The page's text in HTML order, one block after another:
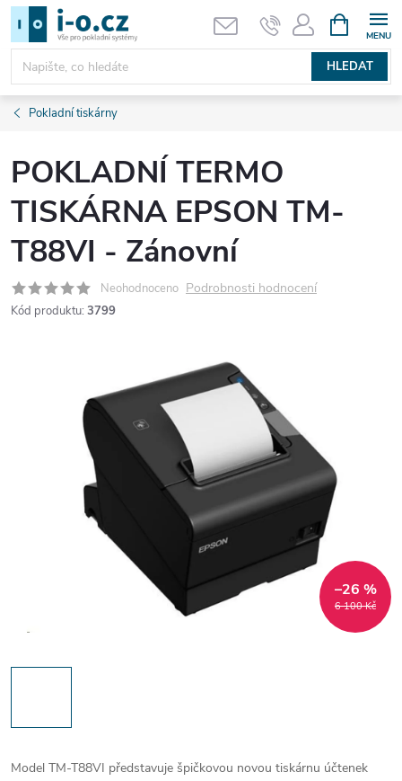
Přejít
obsah
HLEDAT
NÁKUPNÍ
KOŠÍK
Pokladní tiskárny
POKLADNÍ TERMO
TISKÁRNA EPSON TM-
T88VI - Zánovní
Neohodnoceno Podrobnosti hodnocení
Kód produktu: 3799
6 100 Kč
–26 %
Model TM-T88VI představuje špičkovou novou tiskárnu účtenek